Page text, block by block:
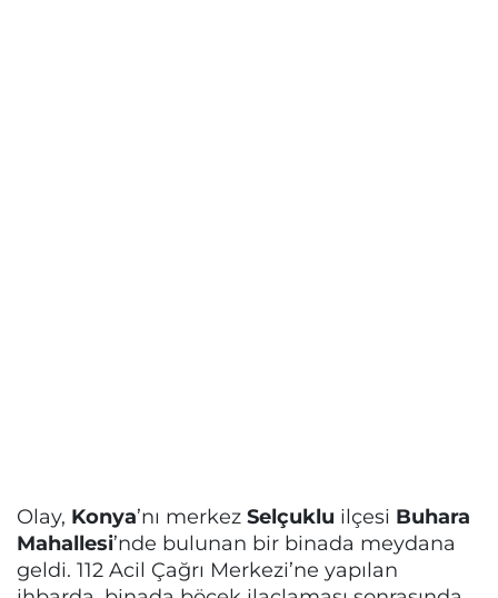
Olay, Konya’nı merkez Selçuklu ilçesi Buhara
Mahallesi’nde bulunan bir binada meydana
geldi. 112 Acil Çağrı Merkezi’ne yapılan